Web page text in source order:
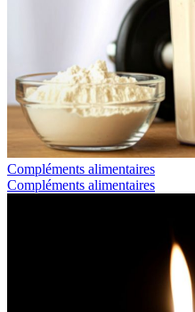
Compléments alimentaires
Compléments alimentaires